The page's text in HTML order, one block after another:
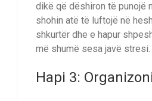
dikë që dëshiron të punojë
shohin atë të luftojë në
shkurtër dhe e hapur
më shumë sesa javë stresi.
Hapi 3: